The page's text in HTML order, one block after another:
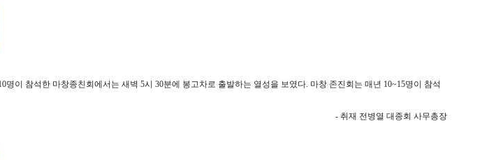
이 참석한 마창종친회에서는 새벽 5시 30분에 봉고차로 출발하는 열성을 보였다. 마창 존진회는 매년 10~15명이 참석
- 취재 전병열 대종회 사무총장